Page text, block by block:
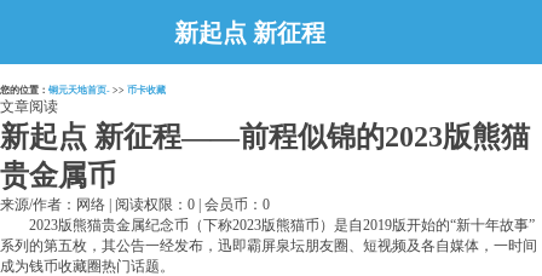
新起点 新征程
——前程似锦的
币
您的位置： 铜元天地首页- >> 币卡收藏
文章阅读
新起点 新征程——前程似锦的2023版熊猫
贵金属币
来源/作者：网络 | 阅读权限：0 | 会员币：0
2023版熊猫贵金属纪念币（下称2023版熊猫币）是自2019版开始的“新十年故事”
系列的第五枚，其公告一经发布，迅即霸屏泉坛朋友圈、短视频及各自媒体，一时间
成为钱币收藏圈热门话题。